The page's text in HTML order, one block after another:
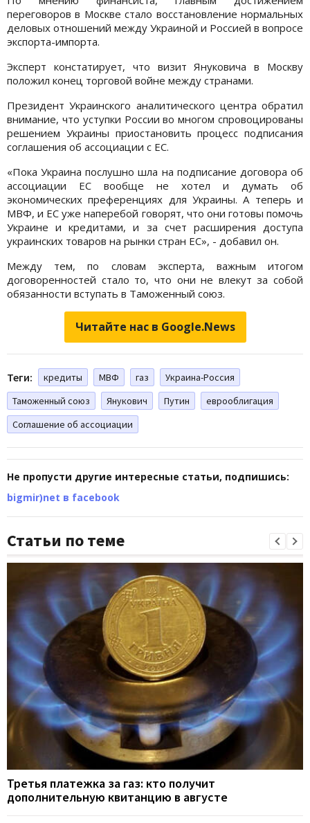
переговоров в Москве стало восстановление нормальных
деловых отношений между Украиной и Россией в вопросе
экспорта-импорта.
Эксперт констатирует, что визит Януковича в Москву
положил конец торговой войне между странами.
Президент Украинского аналитического центра обратил
внимание, что уступки России во многом спровоцированы
решением Украины приостановить процесс подписания
соглашения об ассоциации с ЕС.
«Пока Украина послушно шла на подписание договора об
ассоциации ЕС вообще не хотел и думать об
экономических преференциях для Украины. А теперь и
МВФ, и ЕС уже наперебой говорят, что они готовы помочь
Украине и кредитами, и за счет расширения доступа
украинских товаров на рынки стран ЕС», - добавил он.
Между тем, по словам эксперта, важным итогом
договоренностей стало то, что они не влекут за собой
обязанности вступать в Таможенный союз.
Читайте нас в Google.News
Теги: кредиты МВФ газ
Украина-Россия
Таможенный союз
Янукович Путин
еврооблигация
Соглашение об ассоциации
Не пропусти другие интересные статьи, подпишись:
bigmir)net в facebook
Статьи по теме
Третья платежка за газ: кто получит
дополнительную квитанцию в августе